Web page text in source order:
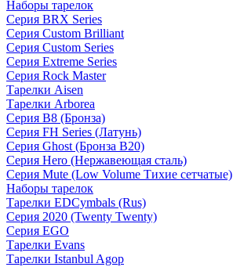
Наборы тарелок
Серия BRX Series
Серия Custom Brilliant
Серия Custom Series
Серия Extreme Series
Серия Rock Master
Тарелки Aisen
Тарелки Arborea
Серия B8 (Бронза)
Серия FH Series (Латунь)
Серия Ghost (Бронза B20)
Серия Hero (Нержавеющая сталь)
Серия Mute (Low Volume Тихие сетчатые)
Наборы тарелок
Тарелки EDCymbals (Rus)
Серия 2020 (Twenty Twenty)
Серия EGO
Тарелки Evans
Тарелки Istanbul Agop